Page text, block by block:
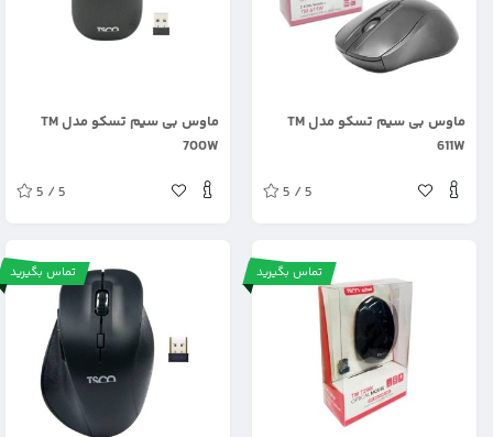
ماوس بی سیم تسکو مدل TM
611W
5 / 5
ماوس بی سیم تسکو مدل TM
700W
5 / 5
تماس بگیرید تماس بگیرید